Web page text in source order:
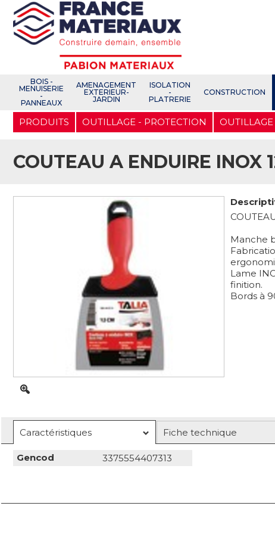
Aller
contenu
BOIS -
MENUISERIE
-
PANNEAUX
AMENAGEMENT
EXTERIEUR-
JARDIN
ISOLATION
-
PLATRERIE
CONSTRUCTION
PRODUITS OUTILLAGE - PROTECTION
COUTEAU A ENDUIRE INOX
Manche
Lame
finition.
Bords à
Caractéristiques Fiche technique
Gencod 3375554407313